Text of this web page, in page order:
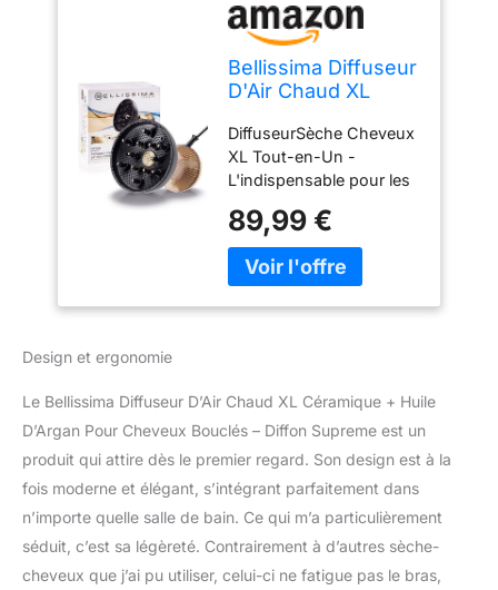
Bellissima Diffuseur
D'Air Chaud XL
D'Argan Pour
Cheveux Bouclés -
Diffon Supreme
Sèche Cheveux +
Diffuseur Ionique
Tout-en-Un - 2
Vitesses, 3
Températures -
DiffuseurSèche Cheveux
XL Tout-en-Un -
L'indispensable pour les
frisésBellissima a conçu
un diffuseur sèche
cheveux pour prendre
qui dégage une chaleur
homogène et douce, à
de l'huile d'argan pour
protéger vos boucles
douces et définies
Séchage Rapide - Idéal
pour les cheveux
bouclés, frisés et
89,99 €
Design et ergonomie
Le Bellissima Diffuseur D’Air Chaud XL Céramique + Huile
D’Argan Pour Cheveux Bouclés – Diffon Supreme est un
produit qui attire dès le premier regard. Son design est à la
fois moderne et élégant, s’intégrant parfaitement dans
n’importe quelle salle de bain. Ce qui m’a particulièrement
séduit, c’est sa légèreté. Contrairement à d’autres sèche-
cheveux que j’ai pu utiliser, celui-ci ne fatigue pas le bras,